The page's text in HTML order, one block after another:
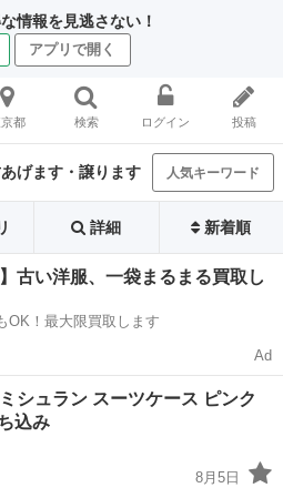
情報を見逃さない！
アプリで開く
都 検索 ログイン 投稿
げます・譲ります 人気キーワード
詳細 新着順
古い洋服、一袋まるまる買取し
OK！最大限買取します
Ad
シュラン スーツケース ピンク
込み
8月5日